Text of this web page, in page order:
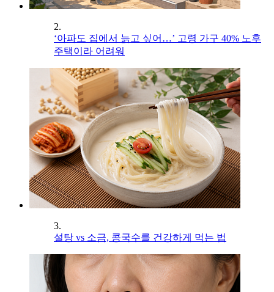
2.
‘아파도 집에서 늙고 싶어…’ 고령 가구 40% 노후
주택이라 어려워
3.
설탕 vs 소금, 콩국수를 건강하게 먹는 법